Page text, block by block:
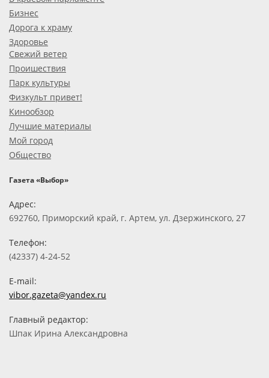
Бизнес
Дорога к храму
Здоровье
Свежий ветер
Проишествия
Парк культуры
Физкульт привет!
Кинообзор
Лучшие материалы
Мой город
Общество
Газета «Выбор»
Адрес:
692760, Приморский край, г. Артем, ул. Дзержинского, 27
Телефон:
(42337) 4-24-52
E-mail:
vibor.gazeta@yandex.ru
Главный редактор:
Шпак Ирина Александровна